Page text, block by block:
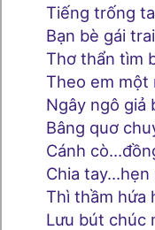
Tiếng trống
Bạn bè gái
Thơ thẩn tìm
Theo em một
Ngây ngô giả
Bâng quơ
Cánh
Chia tay…hẹn
Thì thầm hứa
Lưu bút chúc